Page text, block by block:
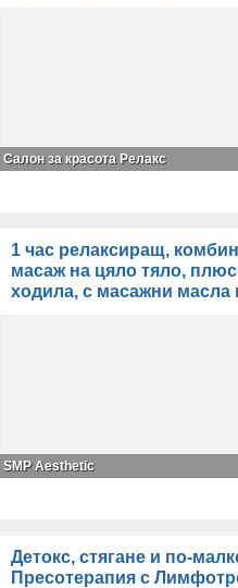
Салон за красота Релакс
1 час релаксиращ,
масаж на цяло тяло,
ходила, с масажни масла
SMP Aesthetic
Детокс, стягане и по-
Пресотерапия с